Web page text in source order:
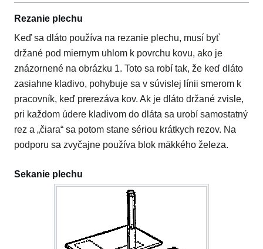
Rezanie plechu
Keď sa dláto používa na rezanie plechu, musí byť
držané pod miernym uhlom k povrchu kovu, ako je
znázornené na obrázku 1. Toto sa robí tak, že keď dláto
zasiahne kladivo, pohybuje sa v súvislej línii smerom k
pracovník, keď prerezáva kov. Ak je dláto držané zvisle,
pri každom údere kladivom do dláta sa urobí samostatný
rez a „čiara“ sa potom stane sériou krátkych rezov. Na
podporu sa zvyčajne používa blok mäkkého železa.
Sekanie plechu